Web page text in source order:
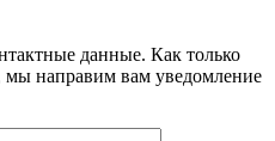
данные. Как только
мы направим вам уведомление